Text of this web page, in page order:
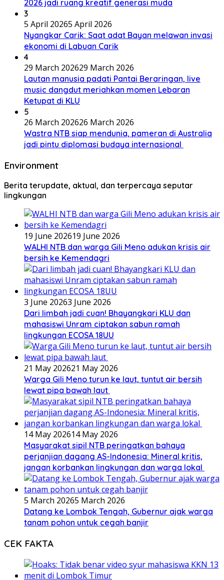
2026 jadi ruang kreatif generasi muda
3
5 April 20265 April 2026
Nyangkar Carik: Saat adat Bayan melawan invasi
ekonomi di Labuan Carik
4
29 March 202629 March 2026
Lautan manusia padati Pantai Beraringan, live
music dangdut meriahkan momen Lebaran
Ketupat di KLU
5
26 March 202626 March 2026
Wastra NTB siap mendunia, pameran di Australia
jadi pintu diplomasi budaya internasional
Environment
Berita terupdate, aktual, dan terpercaya seputar
lingkungan
19 June 202619 June 2026
WALHI NTB dan warga Gili Meno adukan krisis air
bersih ke Kemendagri
3 June 20263 June 2026
Dari limbah jadi cuan! Bhayangkari KLU dan
mahasiswi Unram ciptakan sabun ramah
lingkungan ECOSA 18UU
21 May 202621 May 2026
Warga Gili Meno turun ke laut, tuntut air bersih
lewat pipa bawah laut
14 May 202614 May 2026
Masyarakat sipil NTB peringatkan bahaya
perjanjian dagang AS-Indonesia: Mineral kritis,
jangan korbankan lingkungan dan warga lokal
5 March 20265 March 2026
Datang ke Lombok Tengah, Gubernur ajak warga
tanam pohon untuk cegah banjir
CEK FAKTA